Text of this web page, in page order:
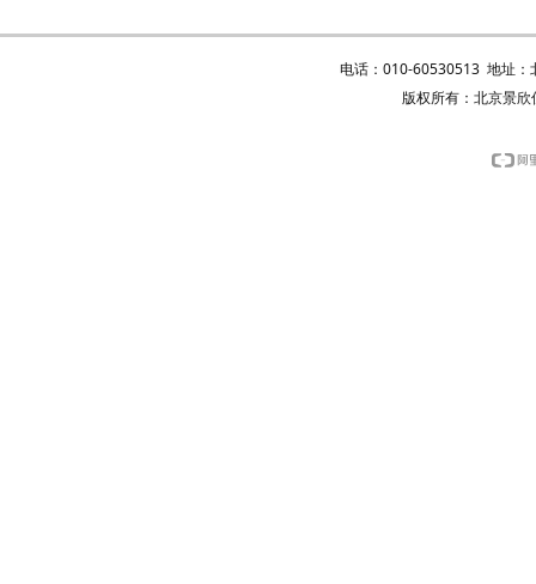
电话：010-60530513 地址：
版权所有：北京景